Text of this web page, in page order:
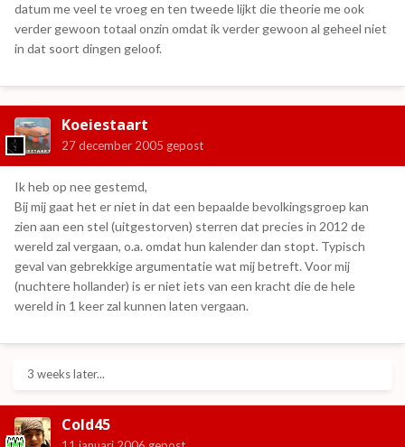
datum me veel te vroeg en ten tweede lijkt die theorie me ook
verder gewoon totaal onzin omdat ik verder gewoon al geheel niet
in dat soort dingen geloof.
Koeiestaart
27 december 2005 gepost
Ik heb op nee gestemd,
Bij mij gaat het er niet in dat een bepaalde bevolkingsgroep kan
zien aan een stel (uitgestorven) sterren dat precies in 2012 de
wereld zal vergaan, o.a. omdat hun kalender dan stopt. Typisch
geval van gebrekkige argumentatie wat mij betreft. Voor mij
(nuchtere hollander) is er niet iets van een kracht die de hele
wereld in 1 keer zal kunnen laten vergaan.
3 weeks later...
Cold45